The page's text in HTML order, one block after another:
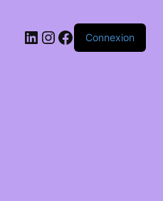
LinkedIn
Instagram
Facebook
Connexion